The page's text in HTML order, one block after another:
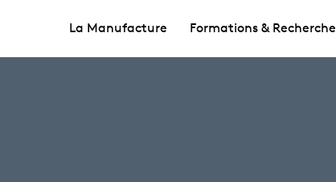
La Manufacture Formations & Recherche